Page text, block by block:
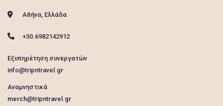
Αθήνα, Ελλάδα
+30.6982142912
Εξυπηρέτηση συνεργατών
info@tripntravel.gr
Αναμνηστικά
merch@tripntravel.gr